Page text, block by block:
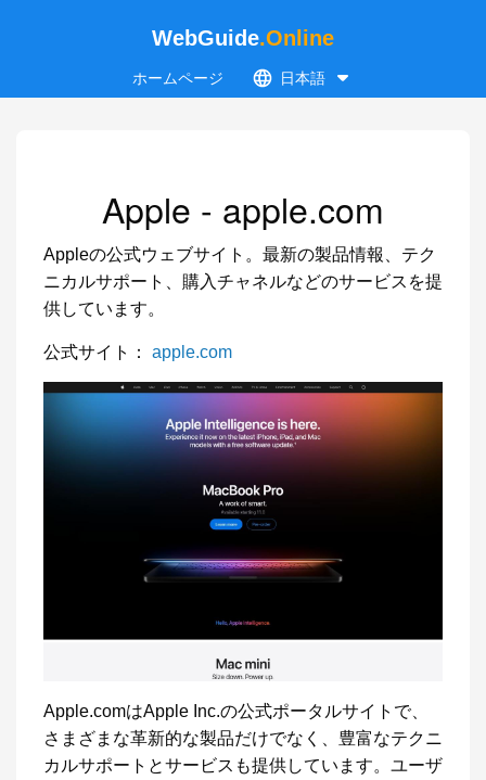
WebGuide.Online
ホームページ 日本語
Apple - apple.com
Appleの公式ウェブサイト。最新の製品情報、テク
ニカルサポート、購入チャネルなどのサービスを提
供しています。
公式サイト： apple.com
Apple.comはApple Inc.の公式ポータルサイトで、
さまざまな革新的な製品だけでなく、豊富なテクニ
カルサポートとサービスも提供しています。ユーザ